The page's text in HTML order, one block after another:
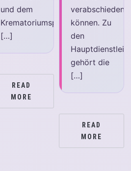
und dem
Krematoriumspersonal,
[…]
READ
MORE
verabschieden
können. Zu
den
gehört die
[…]
READ
MORE